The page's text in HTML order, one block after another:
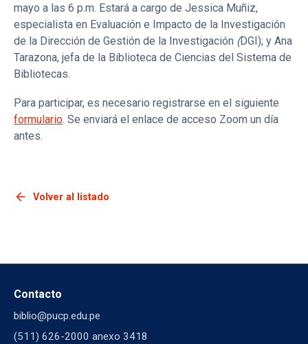
mayo a las 6 p.m. Estará a cargo de Jessica Muñiz,
especialista en Evaluación e Impacto de la Investigación
de la Dirección de Gestión de la Investigación (DGI); y Ana
Tarazona, jefa de la Biblioteca de Ciencias del Sistema de
Bibliotecas.
Para participar, es necesario registrarse en el siguiente
formulario. Se enviará el enlace de acceso Zoom un día
antes.
arrow_back Volver al listado
Contacto
biblio@pucp.edu.pe
(511) 626-2000 anexo 3418